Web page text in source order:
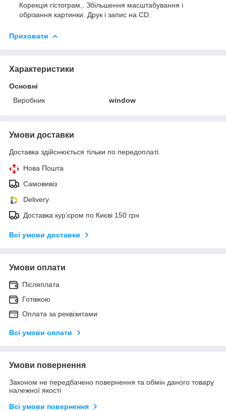
Корекція гістограм,. Збільшення масштабування і
обрізання картинки. Друк і запис на CD.
Приховати
Характеристики
Основні
Виробник
window
Умови доставки
Доставка здійснюється тільки по передоплаті.
Нова Пошта
Самовивіз
Delivery
Доставка кур’єром по Києві 150 грн
Всі умови доставки
Умови оплати
Післяплата
Готівкою
Оплата за реквізитами
Всі умови оплати
Умови повернення
Законом не передбачено повернення та обмін даного товару
належної якості
Всі умови повернення